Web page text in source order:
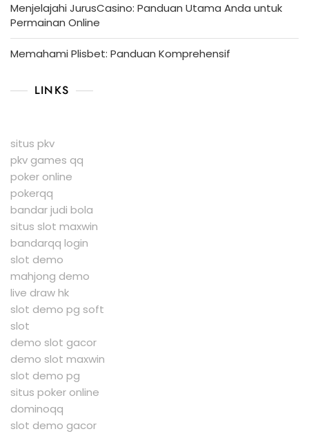
Menjelajahi JurusCasino: Panduan Utama Anda untuk
Permainan Online
Memahami Plisbet: Panduan Komprehensif
LINKS
situs pkv
pkv games qq
poker online
pokerqq
bandar judi bola
situs slot maxwin
bandarqq login
slot demo
mahjong demo
live draw hk
slot demo pg soft
slot
demo slot gacor
demo slot maxwin
slot demo pg
situs poker online
dominoqq
slot demo gacor